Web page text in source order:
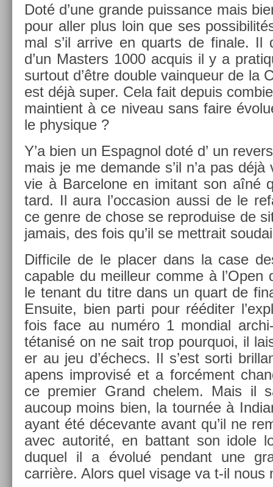
Doté d’une gran­de puis­sance mais
pour aller plus loin que ses
mal s’il ar­rive en quarts de fin­ale. Il
d’un Mast­ers 1000 ac­quis il y a
sur­tout d’être doub­le vain­queur de la
est déjà super. Cela fait de­puis
main­tient à ce niveau sans faire
le physique ?
Y’a bien un Es­pagnol doté d’ un
mais je me de­man­de s’il n’a pas déjà
vie à Bar­celone en im­itant son aîné
tard. Il aura l’oc­cas­ion aussi de le
ce genre de chose se re­produ­ise de
jamais, des fois qu’il se mettrait
Dif­ficile de le plac­er dans la case
cap­able du meil­leur comme à l’Open
le tenant du titre dans un quart de
En­suite, bien parti pour rééditer
fois face au numéro 1 mon­di­al
tétanisé on ne sait trop pour­quoi, il
er au jeu d’échecs. Il s’est sorti
apens im­provisé et a forcément
ce pre­mi­er Grand chelem. Mais il
aucoup moins bien, la tournée à
ayant été décevan­te avant qu’il ne
avec auto­rité, en bat­tant son idole
duquel il a évolué pen­dant une
carrière. Alors quel visage va t-il nous